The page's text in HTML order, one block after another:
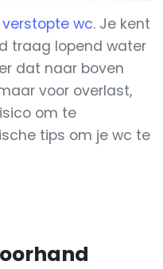
wc. Je kent
traag lopend water
dat naar boven
voor overlast,
om te
tips om je wc te